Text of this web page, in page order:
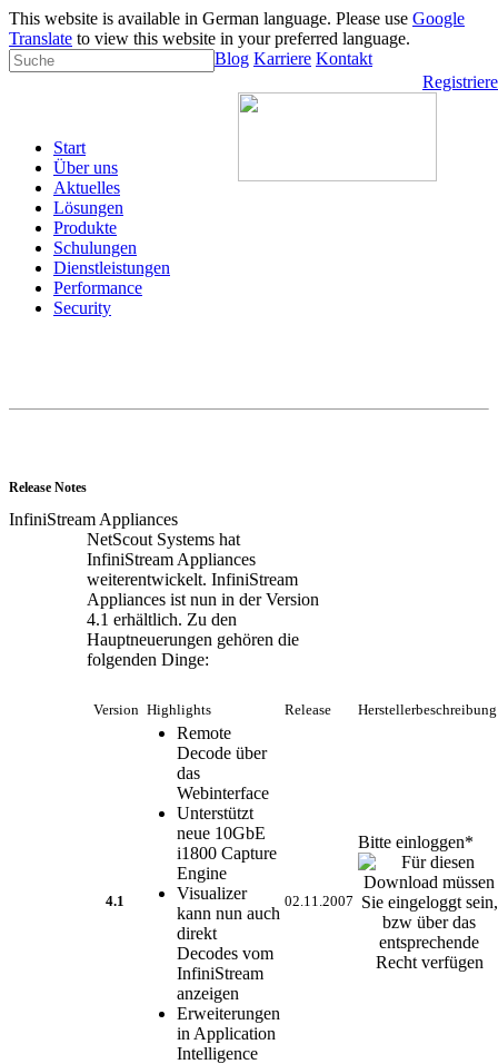
This website is available in German language. Please use Google
Translate to view this website in your preferred language.
Blog Karriere Kontakt
Start
Über uns
Aktuelles
Lösungen
Produkte
Schulungen
Dienstleistungen
Performance
Security
Release Notes
InfiniStream Appliances
NetScout Systems hat
InfiniStream Appliances
weiterentwickelt. InfiniStream
Appliances ist nun in der Version
4.1 erhältlich. Zu den
Hauptneuerungen gehören die
folgenden Dinge:
Version Highlights Release
4.1
Remote
Decode über
das
Webinterface
Unterstützt
neue 10GbE
i1800 Capture
Engine
Visualizer
kann nun auch
direkt
Decodes vom
InfiniStream
anzeigen
Erweiterungen
in Application
Intelligence
02.11.2007
Bitte einloggen*